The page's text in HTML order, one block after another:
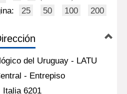
25 50 100 200
del Uruguay - LATU
- Entrepiso
Italia 6201